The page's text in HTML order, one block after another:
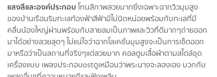
แสงสีและองค์ประกอบ โทนสีภาพสวยมากยิ่งเฉพาะฉากวิวมุมสูง
ของบ้านเรือนริมทะเลท้องฟ้าสีฟ้ามีไม่นิดหน่อยพร้อมกับทะเลที่มี
คลื่นน้องใหญ่ผ่านพร้อมกับสายลมเป็นภาพและวิวที่ดีมากๆถ่ายออก
มาได้อย่างสวยสุดๆ ไม่แน่ใจว่าฉากโลเคชั่นมุมสูงจะเป็นการเซ็ตออก
มาหรือว่าเป็นสถานที่จริงๆแต่สวยมาก คอสตูมเสื้อผ้าตามสไตล์ชุด
เครื่องแบบ เพลงประกอบostดูเหมือนว่าพระนางจะลองเอง บวกกับ